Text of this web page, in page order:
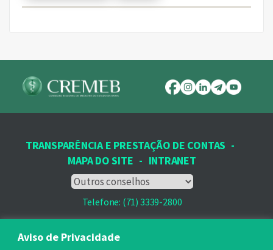
Aviso de Privacidade
Telefone: (71) 3339-2800
Email: protocolo@cremeb.org.br
Rua Dr. José Peroba, 251 - Stiep,
TRANSPARÊNCIA E PRESTAÇÃO DE CONTAS -
MAPA DO SITE - INTRANET